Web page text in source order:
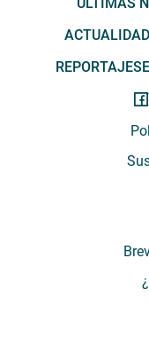
ACTUALIDAD
REPORTAJES